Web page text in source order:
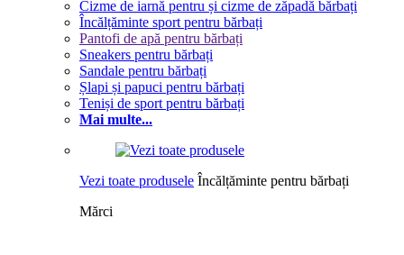
Cizme de iarnă pentru și cizme de zăpadă bărbați
Încălțăminte sport pentru bărbați
Pantofi de apă pentru bărbați
Sneakers pentru bărbați
Sandale pentru bărbați
Șlapi și papuci pentru bărbați
Teniși de sport pentru bărbați
Mai multe...
Vezi toate produsele Încălțăminte pentru bărbați
Mărci